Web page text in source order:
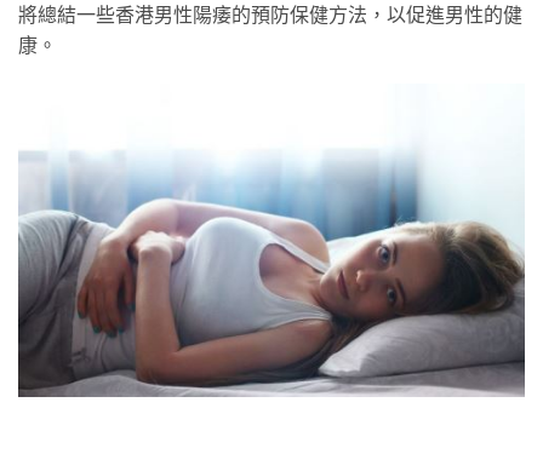
將總結一些香港男性陽痿的預防保健方法，以促進男性的健
康。